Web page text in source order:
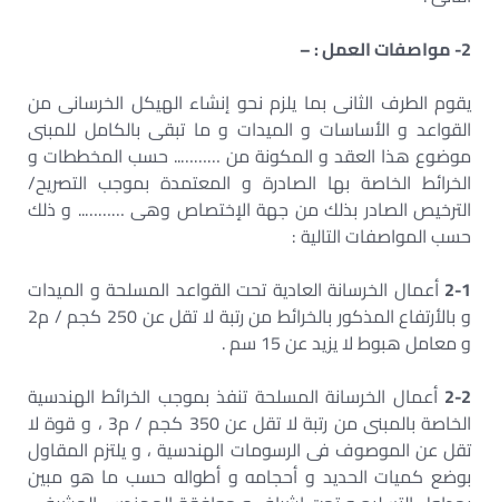
2- مواصفات العمل : –
يقوم الطرف الثانى بما يلزم نحو إنشاء الهيكل الخرسانى من
القواعد و الأساسات و الميدات و ما تبقى بالكامل للمبنى
موضوع هذا العقد و المكونة من ……….. حسب المخططات و
الخرائط الخاصة بها الصادرة و المعتمدة بموجب التصريح/
الترخيص الصادر بذلك من جهة الإختصاص وهى ……….. و ذلك
حسب المواصفات التالية :
2-1 أعمال الخرسانة العادية تحت القواعد المسلحة و الميدات
و بالأرتفاع المذكور بالخرائط من رتبة لا تقل عن 250 كجم / م2
و معامل هبوط لا يزيد عن 15 سم .
2-2 أعمال الخرسانة المسلحة تنفذ بموجب الخرائط الهندسية
الخاصة بالمبنى من رتبة لا تقل عن 350 كجم / م3 ، و قوة لا
تقل عن الموصوف فى الرسومات الهندسية ، و يلتزم المقاول
بوضع كميات الحديد و أحجامه و أطواله حسب ما هو مبين